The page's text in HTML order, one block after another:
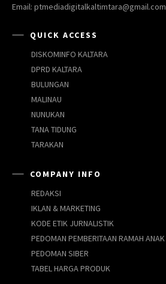
Email: ptmediadigitalkaltimtara@gmail.com
QUICK ACCESS
DISKOMINFO KALTARA
DPRD KALTARA
BULUNGAN
MALINAU
NUNUKAN
TANA TIDUNG
TARAKAN
COMPANY INFO
REDAKSI
IKLAN & MARKETING
KODE ETIK JURNALISTIK
PEDOMAN PEMBERITAAN RAMAH ANAK
PEDOMAN SIBER
TABEL HARGA PRODUK